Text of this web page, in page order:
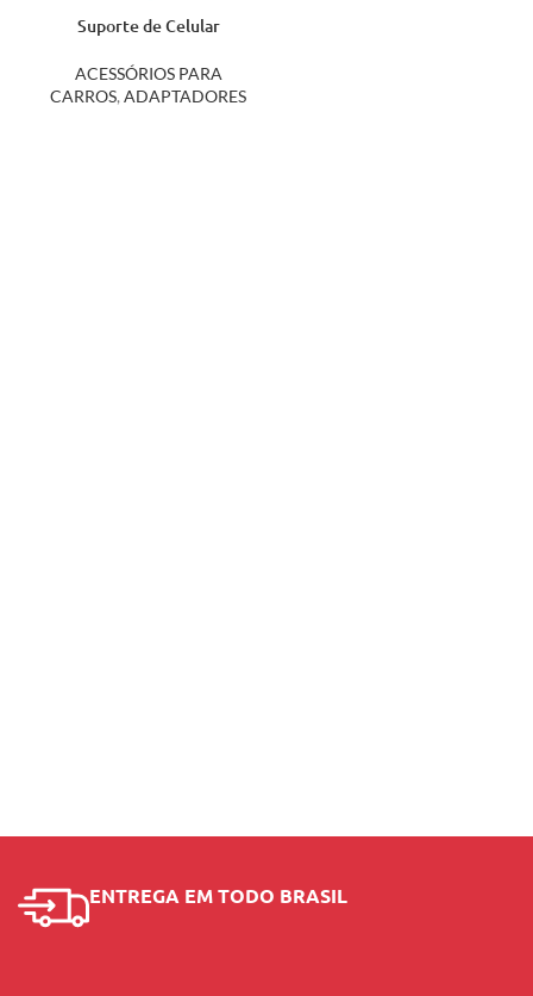
Suporte de Celular
ACESSÓRIOS PARA
CARROS, ADAPTADORES
ENTREGA EM TODO BRASIL